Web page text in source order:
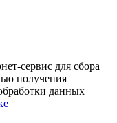
сервис для сбора
получения
данных